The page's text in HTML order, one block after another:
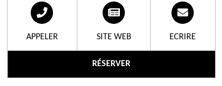
préparés. Moment de cohésion et de partage pour
vos salariés assuré.
APPELER SITE WEB ECRIRE
RÉSERVER